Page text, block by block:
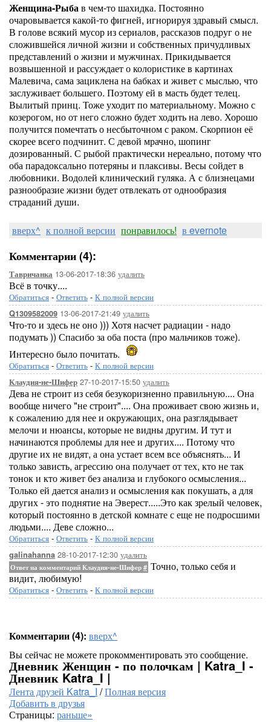
Женщина-Рыбав чем-то шахидка. Постоянно
очаровывается какой-то фигней, игнорируя здравый смысл.
В голове всякий мусор из сериалов, рассказов подруг о не
сложившейся личной жизни и собственных причудливых
представлений о жизни и мужчинах. Прикидывается
возвышенной и рассуждает о колористике в картинах
Малевича, сама зациклена на бабках и живет с мыслью, что
заслуживает большего. Поэтому ей в масть будет телец.
Вылитый принц. Тоже уходит по материальному. Можно с
козерогом, но от него сложно будет ходить на лево. Хорошо
получится помечтать о несбыточном с раком. Скорпион её
скорее всего подчинит. С девой мрачно, шопинг
дозированный. С рыбой практически нереально, потому что
оба парадоксально потеряны и плаксивы. Весы сойдет в
любовники. Водолей клинический гуляка. А с близнецами
разнообразие жизни будет отвлекать от однообразия
страданий души.
вверх^ к полной версии понравилось! в evernote
Комментарии (4):
Тавричанка 13-06-2017-18:36 удалить
Всё в точку....
Обратиться - Ответить - К полной версии
Q1309582009 13-06-2017-21:49 удалить
Что-то и здесь не оно ))) Хотя насчет радиации - надо
подумать )) Спасибо за оба поста (про мальчиков тоже).
Интересно было почитать.
Обратиться - Ответить - К полной версии
Клаудия-не-Шифер 27-10-2017-15:50 удалить
Дева не строит из себя безукоризненно правильную.... Она
вообще ничего "не строит".... Она проживает свою жизнь и,
к сожалению для нее и окружающих, она разглядывает
мелочи и нюансы, которые не видны другим. И тут и
начинаются проблемы для нее и других.... Потому что
другие их не видят, а она устает всем все объяснять... И
только зависть, агрессию она получает от тех, кто не так
тонок и кто живет без анализа и глубокого осмысления...
Только ей дается анализ и осмысления как покушать, а для
других - это поднятие на Эверест.....Это как зрелый человек,
который постоянно в детской комнате с еще не подросшими
людьми.... Деве сложно...
Обратиться - Ответить - К полной версии
galinahanna 28-10-2017-12:30 удалить
Ответ на комментарий Клаудия-не-Шифер # Точно, только себя и
видит, любимую!
Обратиться - Ответить - К полной версии
Комментарии (4): вверх^
Вы сейчас не можете прокомментировать это сообщение.
Дневник Женщин - по полочкам | Katra_I -
Дневник Katra_I |
Лента друзей Katra_I /Полная версия
Добавить в друзья
Страницы: раньше»